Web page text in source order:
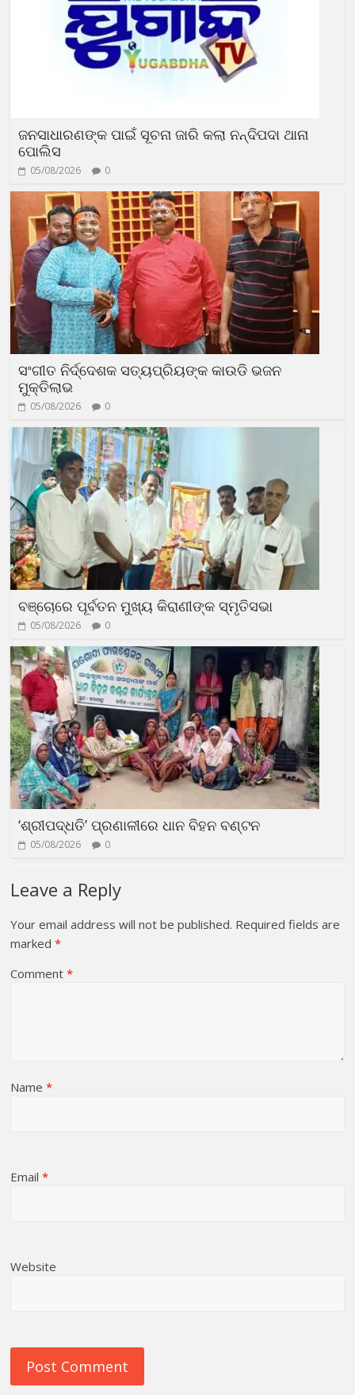
ଜନସାଧାରଣଙ୍କ ପାଇଁ ସୂଚନା ଜାରି କଲା ନନ୍ଦିପଦା ଥାନା
ପୋଲିସ
05/08/2026 0
ସଂଗୀତ ନିର୍ଦ୍ଦେଶକ ସତ୍ୟପ୍ରିୟଙ୍କ କାଉଡି ଭଜନ
ମୁକ୍ତିଲାଭ
05/08/2026 0
ବଞ୍ଚୋରେ ପୂର୍ବତନ ମୁଖ୍ୟ କିରାଣୀଙ୍କ ସ୍ମୃତିସଭା
05/08/2026 0
‘ଶ୍ରୀପଦ୍ଧତି’ ପ୍ରଣାଳୀରେ ଧାନ ବିହନ ବଣ୍ଟନ
05/08/2026 0
Leave a Reply
Your email address will not be published. Required fields are
marked*
Comment*
Name*
Email*
Website